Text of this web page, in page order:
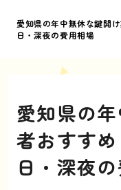
愛知県の年中無休な鍵開
日・深夜の費用相場
愛知県の
者おすす
日・深夜